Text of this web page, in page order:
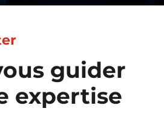
guider
expertise